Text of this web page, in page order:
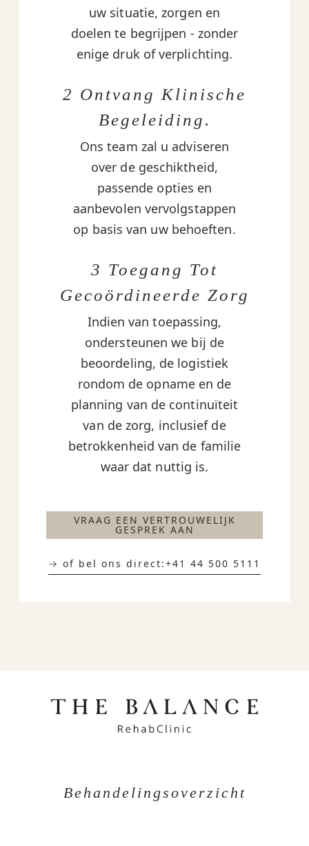
uw situatie, zorgen en
doelen te begrijpen - zonder
enige druk of verplichting.
2 Ontvang Klinische
Begeleiding.
Ons team zal u adviseren
over de geschiktheid,
passende opties en
aanbevolen vervolgstappen
op basis van uw behoeften.
3 Toegang Tot
Gecoördineerde Zorg
Indien van toepassing,
ondersteunen we bij de
beoordeling, de logistiek
rondom de opname en de
planning van de continuïteit
van de zorg, inclusief de
betrokkenheid van de familie
waar dat nuttig is.
VRAAG EEN VERTROUWELIJK
GESPREK AAN
→ of bel ons direct:+41 44 500 5111
Behandelingsoverzicht